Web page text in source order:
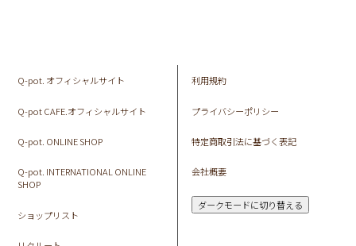
Q-pot. オフィシャルサイト
Q-pot CAFE.オフィシャルサイト
Q-pot. ONLINE SHOP
Q-pot. INTERNATIONAL ONLINE
SHOP
ショップリスト
利用規約
プライバシーポリシー
特定商取引法に基づく表記
会社概要
ダークモードに切り替える